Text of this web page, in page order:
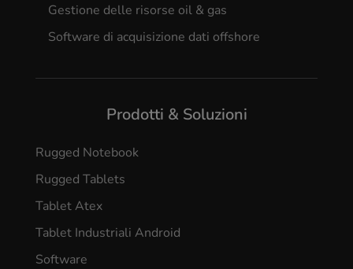
Gestione delle risorse oil & gas
Software di acquisizione dati offshore
Prodotti & Soluzioni
Rugged Notebook
Rugged Tablets
Tablet Atex
Tablet Industriali Android
Software